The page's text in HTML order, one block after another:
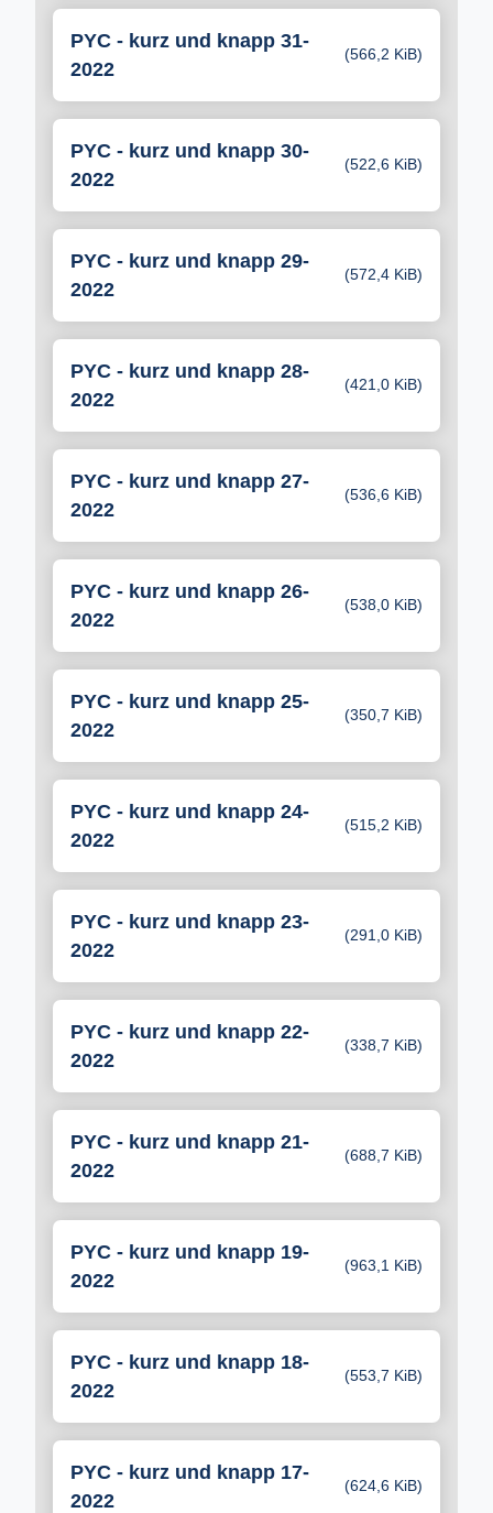
PYC - kurz und knapp 31-
2022
(566,2 KiB)
PYC - kurz und knapp 30-
2022
(522,6 KiB)
PYC - kurz und knapp 29-
2022
(572,4 KiB)
PYC - kurz und knapp 28-
2022
(421,0 KiB)
PYC - kurz und knapp 27-
2022
(536,6 KiB)
PYC - kurz und knapp 26-
2022
(538,0 KiB)
PYC - kurz und knapp 25-
2022
(350,7 KiB)
PYC - kurz und knapp 24-
2022
(515,2 KiB)
PYC - kurz und knapp 23-
2022
(291,0 KiB)
PYC - kurz und knapp 22-
2022
(338,7 KiB)
PYC - kurz und knapp 21-
2022
(688,7 KiB)
PYC - kurz und knapp 19-
2022
(963,1 KiB)
PYC - kurz und knapp 18-
2022
(553,7 KiB)
PYC - kurz und knapp 17-
2022
(624,6 KiB)